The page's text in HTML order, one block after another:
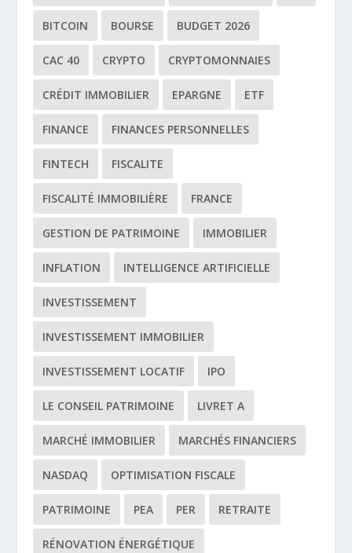
BITCOIN BOURSE BUDGET 2026
CAC 40 CRYPTO CRYPTOMONNAIES
CRÉDIT IMMOBILIER EPARGNE ETF
FINANCE FINANCES PERSONNELLES
FINTECH FISCALITE
FISCALITÉ IMMOBILIÈRE FRANCE
GESTION DE PATRIMOINE IMMOBILIER
INFLATION INTELLIGENCE ARTIFICIELLE
INVESTISSEMENT
INVESTISSEMENT IMMOBILIER
INVESTISSEMENT LOCATIF IPO
LE CONSEIL PATRIMOINE LIVRET A
MARCHÉ IMMOBILIER MARCHÉS FINANCIERS
NASDAQ OPTIMISATION FISCALE
PATRIMOINE PEA PER RETRAITE
RÉNOVATION ÉNERGÉTIQUE